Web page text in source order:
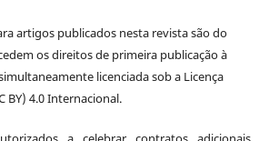
artigos publicados nesta revista são do
os direitos de primeira publicação à
licenciada sob a Licença
BY) 4.0 Internacional.